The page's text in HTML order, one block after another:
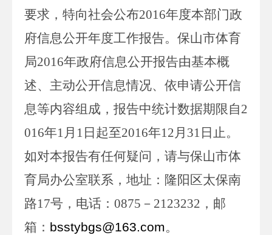
要求，特向社会公布2016年度本部门政
府信息公开年度工作报告。保山市体育
局2016年政府信息公开报告由基本概
述、主动公开信息情况、依申请公开信
息等内容组成，报告中统计数据期限自2
016年1月1日起至2016年12月31日止。
如对本报告有任何疑问，请与保山市体
育局办公室联系，地址：隆阳区太保南
路17号，电话：0875－2123232，邮
箱： bsstybgs@163.com。